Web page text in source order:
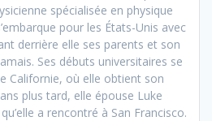
spécialisée en physique
pour les États-Unis avec
derrière elle ses parents et son
Ses débuts universitaires se
Californie, où elle obtient son
plus tard, elle épouse Luke
a rencontré à San Francisco.